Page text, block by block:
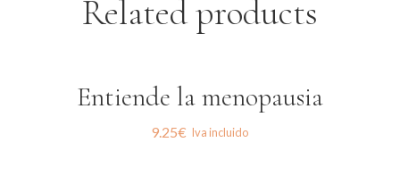
Related products
Entiende la menopausia
9.25€ Iva incluido